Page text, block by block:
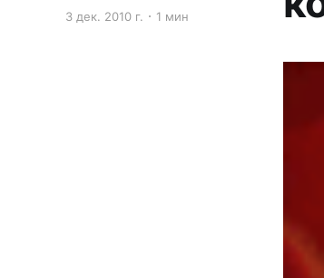
3 дек. 2010 г. 1 мин